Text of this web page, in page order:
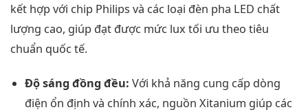
kết hợp với chip Philips và các loại đèn pha LED chất
lượng cao, giúp đạt được mức lux tối ưu theo tiêu
chuẩn quốc tế.
Độ sáng đồng đều: Với khả năng cung cấp dòng
điện ổn định và chính xác, nguồn Xitanium giúp các